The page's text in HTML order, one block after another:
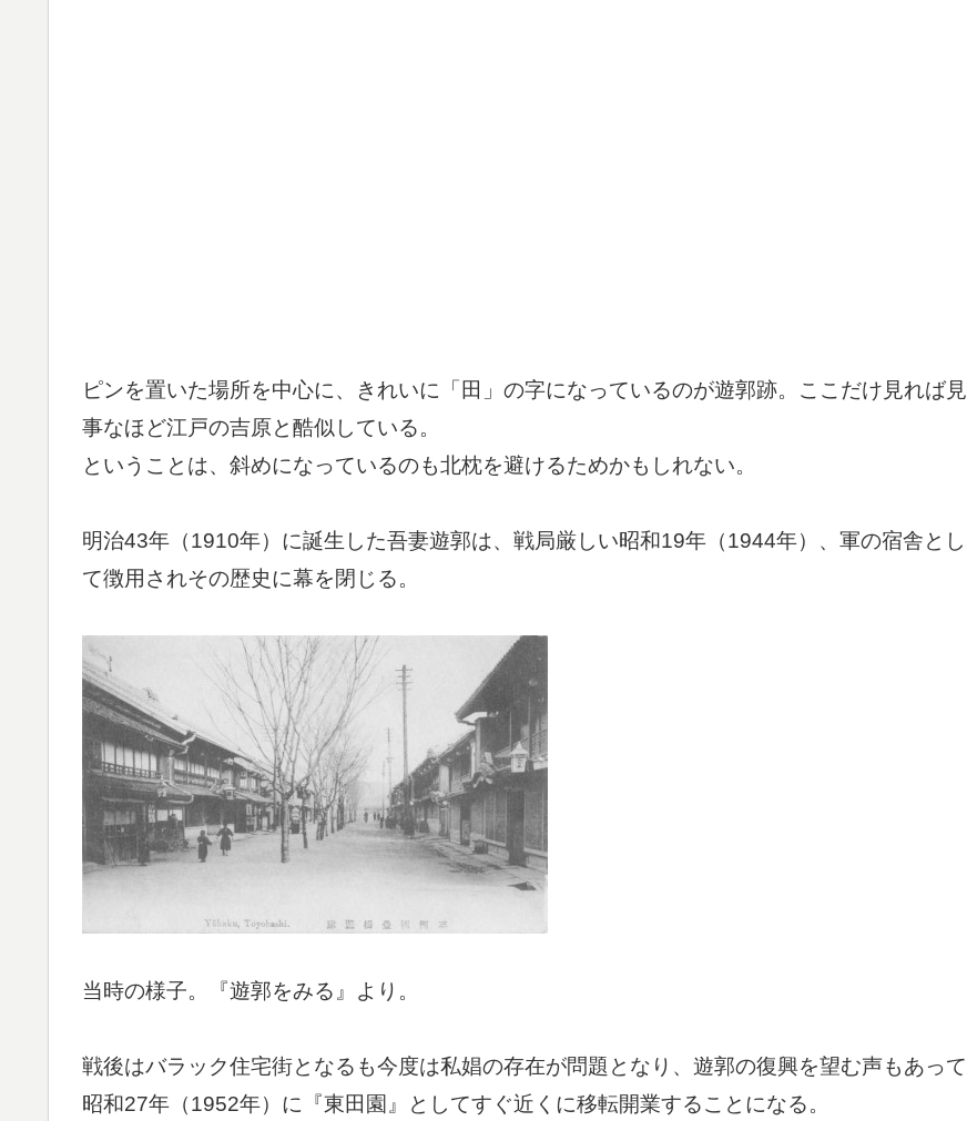
ピンを置いた場所を中心に、きれいに「田」の字になっているのが遊郭跡。ここだけ見れば見
事なほど江戸の吉原と酷似している。
ということは、斜めになっているのも北枕を避けるためかもしれない。
明治43年（1910年）に誕生した吾妻遊郭は、戦局厳しい昭和19年（1944年）、軍の宿舎とし
て徴用されその歴史に幕を閉じる。
当時の様子。『遊郭をみる』より。
戦後はバラック住宅街となるも今度は私娼の存在が問題となり、遊郭の復興を望む声もあって
昭和27年（1952年）に『東田園』としてすぐ近くに移転開業することになる。